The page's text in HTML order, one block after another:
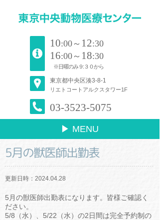
10:00～ 12:30
16:00～ 18:30
※日曜のみ９:３０から
東京都中央区湊3-8-1
リエトコートアルクスタワー1F
03-3523-5075
▶ MENU
5月の獣医師出勤表
更新日時：2024.04.28
5月の獣医師出勤表になります。皆様ご確認く
ださい。
5/8（水）、5/22（水）の2日間は完全予約制の